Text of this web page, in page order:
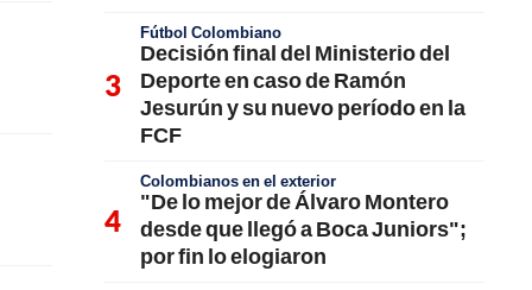
Fútbol Colombiano
Decisión final del Ministerio del
Deporte en caso de Ramón
Jesurún y su nuevo período en la
FCF
Colombianos en el exterior
"De lo mejor de Álvaro Montero
desde que llegó a Boca Juniors";
por fin lo elogiaron